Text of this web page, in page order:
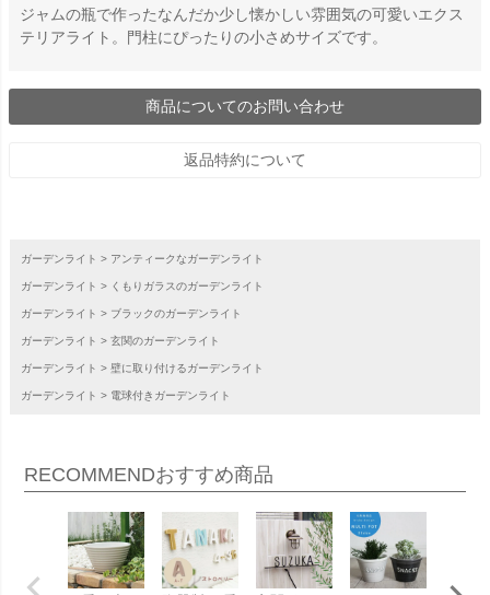
ジャムの瓶で作ったなんだか少し懐かしい雰囲気の可愛いエクス
テリアライト。門柱にぴったりの小さめサイズです。
商品についてのお問い合わせ
返品特約について
ガーデンライト アンティークなガーデンライト
ガーデンライト くもりガラスのガーデンライト
ガーデンライト ブラックのガーデンライト
ガーデンライト 玄関のガーデンライト
ガーデンライト 壁に取り付けるガーデンライト
ガーデンライト 電球付きガーデンライト
RECOMMENDおすすめ商品